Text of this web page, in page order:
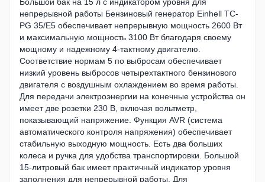
непрерывной работы Бензиновый генератор Einhell TC-
PG 35/E5 обеспечивает непрерывную мощность 2600 Вт
и максимальную мощность 3100 Вт благодаря своему
мощному и надежному 4-тактному двигателю.
Соответствие нормам 5 по выбросам обеспечивает
низкий уровень выбросов четырехтактного бензинового
двигателя с воздушным охлаждением во время работы.
Для передачи электроэнергии на конечные устройства он
имеет две розетки 230 В, включая вольтметр,
показывающий напряжение. Функция AVR (система
автоматического контроля напряжения) обеспечивает
стабильную выходную мощность. Есть два больших
колеса и ручка для удобства транспортировки. Большой
15-литровый бак имеет практичный индикатор уровня
заполнения для непрерывной работы. Для